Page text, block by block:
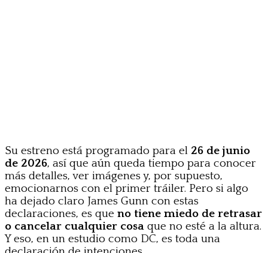
Su estreno está programado para el 26 de junio
de 2026, así que aún queda tiempo para conocer
más detalles, ver imágenes y, por supuesto,
emocionarnos con el primer tráiler. Pero si algo
ha dejado claro James Gunn con estas
declaraciones, es que no tiene miedo de retrasar
o cancelar cualquier cosa que no esté a la altura.
Y eso, en un estudio como DC, es toda una